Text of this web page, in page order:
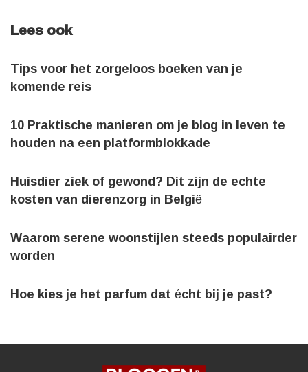
Lees ook
Tips voor het zorgeloos boeken van je
komende reis
10 Praktische manieren om je blog in leven te
houden na een platformblokkade
Huisdier ziek of gewond? Dit zijn de echte
kosten van dierenzorg in België
Waarom serene woonstijlen steeds populairder
worden
Hoe kies je het parfum dat écht bij je past?